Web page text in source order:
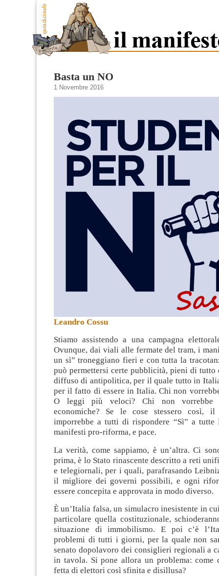
Basta un NO
1 Novembre 2016
Leandro Cossu
Stiamo assistendo a una campagna
Ovunque, dai viali alle fermate del tram, i
un sì” troneggiano fieri e con tutta la
può permettersi certe pubblicità, pieni di tutto
diffuso di antipolitica, per il quale tutto in
per il fatto di essere in Italia. Chi non
O leggi più veloci? Chi non vorrebbe
economiche? Se le cose stessero così, il
imporrebbe a tutti di rispondere “Sì” a tutte
manifesti pro-riforma, e pace.
La verità, come sappiamo, è un’altra. Ci
prima, è lo Stato rinascente descritto a reti
e telegiornali, per i quali, parafrasando
il migliore dei governi possibili, e ogni
essere concepita e approvata in modo diverso.
È un’Italia falsa, un simulacro inesistente in
particolare quella costituzionale,
situazione di immobilismo. E poi c’è
problemi di tutti i giorni, per la quale non
senato dopolavoro dei consiglieri regionali a
in tavola. Si pone allora un problema: come
fetta di elettori così sfinita e disillusa?